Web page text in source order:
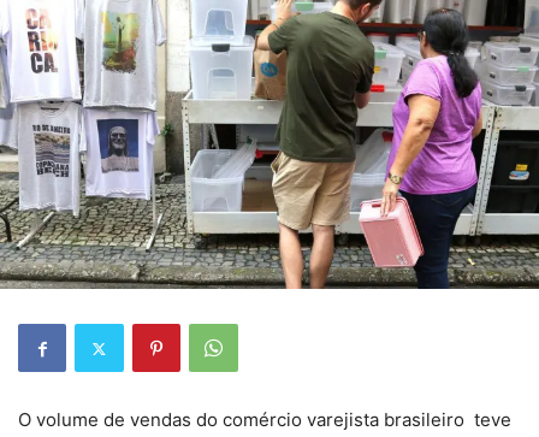
O volume de vendas do comércio varejista brasileiro teve